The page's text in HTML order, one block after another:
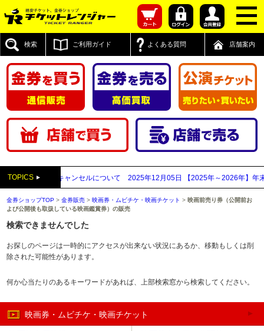
検索 ご利用ガイド よくある質問 店舗案内
TOPICS
るご注文のキャンセルについて 2025年12月05日 【2025年～2026年】年末年
金券ショップTOP >金券販売 >映画券・ムビチケ・映画チケット > 映画前売り券（公開前お
よび公開後も取扱している映画鑑賞券）の販売
検索できませんでした
お探しのページは一時的にアクセスが出来ない状況にあるか、移動もしくは削
除された可能性があります。
何か心当たりのあるキーワードがあれば、上部検索窓から検索してください。
映画券・ムビチケ・映画チケット